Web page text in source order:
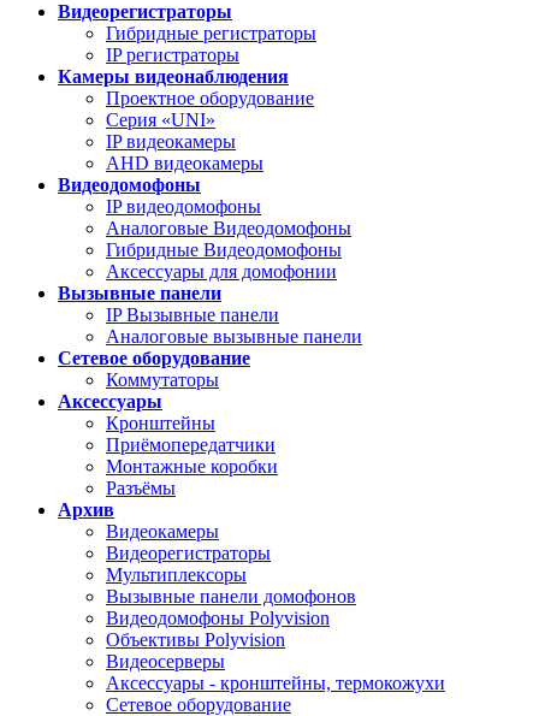
Видеорегистраторы
Гибридные регистраторы
IP регистраторы
Камеры видеонаблюдения
Проектное оборудование
Серия «UNI»
IP видеокамеры
AHD видеокамеры
Видеодомофоны
IP видеодомофоны
Аналоговые Видеодомофоны
Гибридные Видеодомофоны
Аксессуары для домофонии
Вызывные панели
IP Вызывные панели
Аналоговые вызывные панели
Сетевое оборудование
Коммутаторы
Аксессуары
Кронштейны
Приёмопередатчики
Монтажные коробки
Разъёмы
Архив
Видеокамеры
Видеорегистраторы
Мультиплексоры
Вызывные панели домофонов
Видеодомофоны Polyvision
Объективы Polyvision
Видеосерверы
Аксессуары - кронштейны, термокожухи
Сетевое оборудование